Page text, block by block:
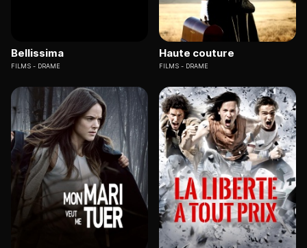
Bellissima
FILMS DRAME
Haute couture
FILMS DRAME